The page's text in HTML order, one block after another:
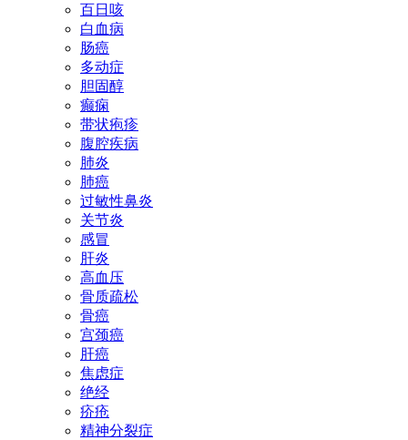
百日咳
白血病
肠癌
多动症
胆固醇
癫痫
带状疱疹
腹腔疾病
肺炎
肺癌
过敏性鼻炎
关节炎
感冒
肝炎
高血压
骨质疏松
骨癌
宫颈癌
肝癌
焦虑症
绝经
疥疮
精神分裂症